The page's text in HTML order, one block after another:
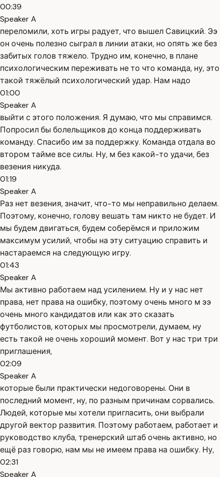
00:39
Speaker A
переломили, хоть игры радует, что вышел Савицкий. Ээ
он очень полезно сыграл в линии атаки, но опять же без
забитых голов тяжело. Трудно им, конечно, в плане
психологическим переживать не то что команда, ну, это
такой тяжёлый психологический удар. Нам надо
01:00
Speaker A
выйти с этого положения. Я думаю, что мы справимся.
Попросил бы болельщиков до конца поддерживать
команду. Спасибо им за поддержку. Команда отдала во
втором тайме все силы. Ну, м без какой-то удачи, без
везения никуда.
01:19
Speaker A
Раз нет везения, значит, что-то мы неправильно делаем.
Поэтому, конечно, голову вешать там никто не будет. И
мы будем двигаться, будем соберёмся и приложим
максимум усилий, чтобы на эту ситуацию справить и
настараемся на следующую игру.
01:43
Speaker A
Мы активно работаем над усилением. Ну и у нас нет
права, нет права на ошибку, поэтому очень много м ээ
очень много кандидатов или как это сказать
футболистов, которых мы просмотрели, думаем, ну
есть такой не очень хороший момент. Вот у нас три три
приглашения,
02:09
Speaker A
которые были практически недоговорены. Они в
последний момент, ну, по разным причинам сорвались.
Людей, которые мы хотели пригласить, они выбрали
другой вектор развития. Поэтому работаем, работает и
руководство клуба, тренерский штаб очень активно, но
ещё раз говорю, нам мы не имеем права на ошибку. Ну,
02:31
Speaker A